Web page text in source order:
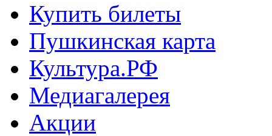
Купить билеты
Пушкинская карта
Культура.РФ
Медиагалерея
Акции